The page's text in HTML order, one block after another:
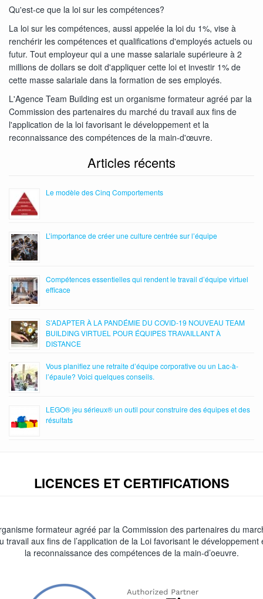
Qu'est-ce que la loi sur les compétences?
La loi sur les compétences, aussi appelée la loi du 1%, vise à
renchérir les compétences et qualifications d'employés actuels ou
futur. Tout employeur qui a une masse salariale supérieure à 2
millions de dollars se doit d'appliquer cette loi et investir 1% de
cette masse salariale dans la formation de ses employés.
L'Agence Team Building est un organisme formateur agréé par la
Commission des partenaires du marché du travail aux fins de
l'application de la loi favorisant le développement et la
reconnaissance des compétences de la main-d'œuvre.
Articles récents
Le modèle des Cinq Comportements
L’importance de créer une culture centrée sur l’équipe
Compétences essentielles qui rendent le travail d’équipe virtuel
efficace
S’ADAPTER À LA PANDÉMIE DU COVID-19 NOUVEAU TEAM
BUILDING VIRTUEL POUR ÉQUIPES TRAVAILLANT À
DISTANCE
Vous planifiez une retraite d’équipe corporative ou un Lac-à-
l’épaule? Voici quelques conseils.
LEGO® jeu sérieux® un outil pour construire des équipes et des
résultats
LICENCES ET CERTIFICATIONS
formateur agréé par la Commission des partenaires du
travail aux fins de l’application de la Loi favorisant le développement
la reconnaissance des compétences de la main-d’oeuvre.